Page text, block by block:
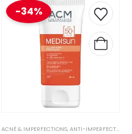
,CRÈMES DE JOUR,CRÈMES
-34%
ACNÉ & IMPERFECTIONS,ANTI-IMPERFECTIONS